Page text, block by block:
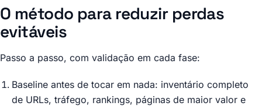
O método para reduzir perdas
evitáveis
Passo a passo, com validação em cada fase:
Baseline antes de tocar em nada: inventário completo
de URLs, tráfego, rankings, páginas de maior valor e